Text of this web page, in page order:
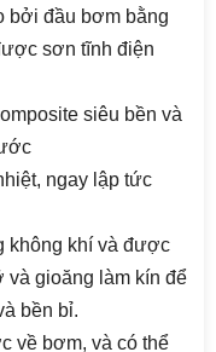
bởi đầu bơm bằng
sơn tĩnh điện
siêu bền và
ngay lập tức
không khí và được
và gioăng làm kín để
bền bỉ.
về bơm, và có thể